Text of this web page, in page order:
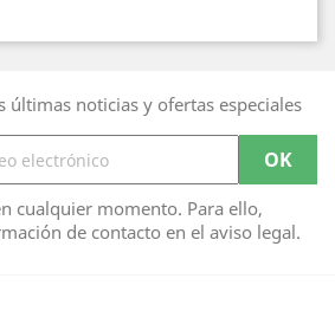
últimas noticias y ofertas especiales
cualquier momento. Para ello,
de contacto en el aviso legal.